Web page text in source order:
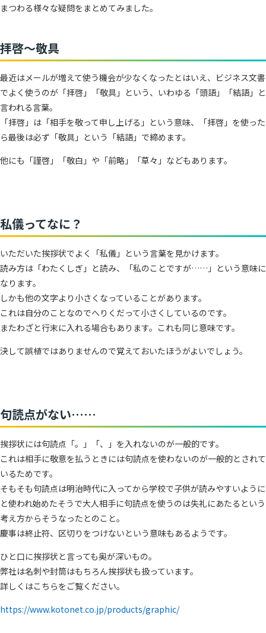
まつわる様々な疑問をまとめてみました。
拝啓～敬具
最近はメールが増えて使う機会が少なくなったとはいえ、ビジネス文書
でよく使うのが「拝啓」「敬具」という、いわゆる「頭語」「結語」と
言われる言葉。
「拝啓」は「相手を敬って申し上げる」という意味、「拝啓」を使った
ら最後は必ず「敬具」という「結語」で締めます。
他にも「謹啓」「敬白」や「前略」「草々」などもあります。
私儀ってなに？
いただいた挨拶状でよく「私儀」という言葉を見かけます。
読み方は「わたくしぎ」と読み、「私のことですが……」という意味に
なります。
しかも他の文字より小さくなっていることがあります。
これは自分のことなのでへりくだって小さくしているのです。
またわざと行末に入れる場合もあります。これも同じ意味です。
決して誤植ではありませんので覚えておいたほうがよいでしょう。
句読点がない……
挨拶状には句読点「。」「、」を入れないのが一般的です。
これは相手に敬意を払うときには句読点を使わないのが一般的とされて
いるためです。
そもそも句読点は明治時代に入ってから学校で子供が読みやすいように
と使われ始めたそうで大人相手に句読点を使うのは失礼にあたるという
考え方からそうなったとのこと。
慶事は終止符、区切りをつけないという意味もあるようです。
ひと口に挨拶状と言っても奥が深いもの。
弊社は名刺や封筒はもちろん挨拶状も扱っています。
詳しくはこちらをご覧ください。
https://www.kotonet.co.jp/products/graphic/